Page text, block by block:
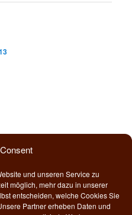
und unseren Service zu
möglich, mehr dazu in unserer
entscheiden, welche Cookies Sie
Partner erheben Daten und
älteren Futhark und steht mit
& Weissagung, als auch den
versinnbildlicht nicht nur
auch Geborgenheit und